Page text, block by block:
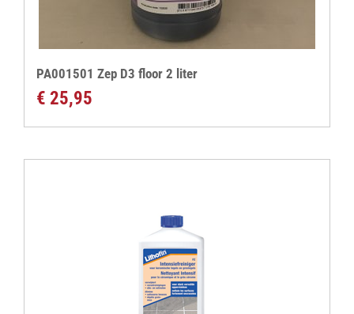
PA001501 Zep D3 floor 2 liter
€ 25,95